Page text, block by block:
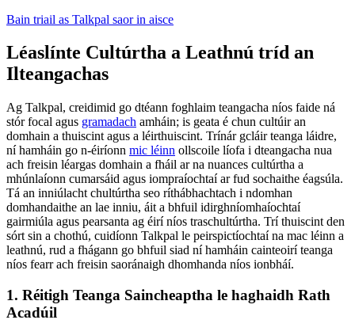
Bain triail as Talkpal saor in aisce
Léaslínte Cultúrtha a Leathnú tríd an
Ilteangachas
Ag Talkpal, creidimid go dtéann foghlaim teangacha níos faide ná
stór focal agus gramadach amháin; is geata é chun cultúir an
domhain a thuiscint agus a léirthuiscint. Trínár gcláir teanga láidre,
ní hamháin go n-éiríonn mic léinn ollscoile líofa i dteangacha nua
ach freisin léargas domhain a fháil ar na nuances cultúrtha a
mhúnlaíonn cumarsáid agus iompraíochtaí ar fud sochaithe éagsúla.
Tá an inniúlacht chultúrtha seo ríthábhachtach i ndomhan
domhandaithe an lae inniu, áit a bhfuil idirghníomhaíochtaí
gairmiúla agus pearsanta ag éirí níos traschultúrtha. Trí thuiscint den
sórt sin a chothú, cuidíonn Talkpal le peirspictíochtaí na mac léinn a
leathnú, rud a fhágann go bhfuil siad ní hamháin cainteoirí teanga
níos fearr ach freisin saoránaigh dhomhanda níos ionbháí.
1. Réitigh Teanga Saincheaptha le haghaidh Rath
Acadúil